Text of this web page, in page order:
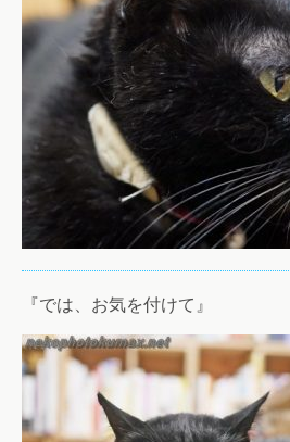
『では、お気を付けて』